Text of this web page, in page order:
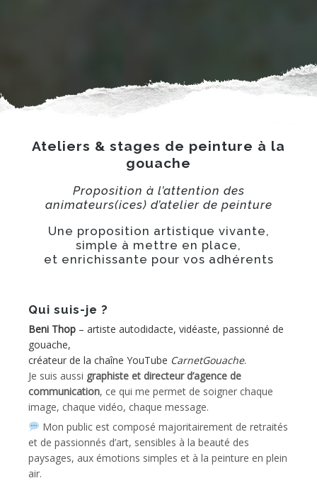
Ateliers & stages de peinture à la
gouache
Proposition à l’attention des
animateurs(ices) d’atelier de peinture
Une proposition artistique vivante,
simple à mettre en place,
et enrichissante pour vos adhérents
Qui suis-je ?
Beni Thop – artiste autodidacte, vidéaste, passionné de
gouache,
créateur de la chaîne YouTube CarnetGouache.
Je suis aussi graphiste et directeur d’agence de
communication, ce qui me permet de soigner chaque
image, chaque vidéo, chaque message.
Mon public est composé majoritairement de retraités
et de passionnés d’art, sensibles à la beauté des
paysages, aux émotions simples et à la peinture en plein
air.